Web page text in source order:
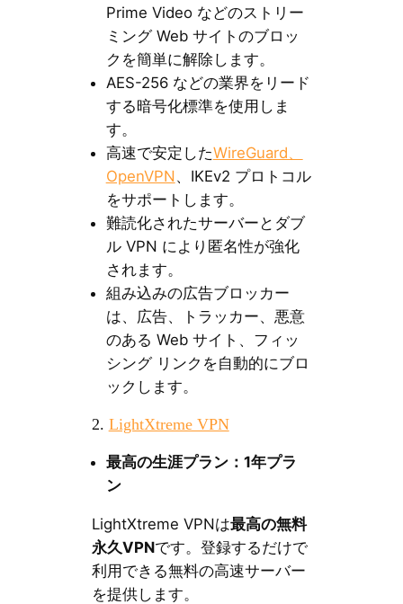
Prime Video などのストリー
ミング Web サイトのブロッ
クを簡単に解除します。
AES-256 などの業界をリード
する暗号化標準を使用しま
す。
高速で安定したWireGuard、
OpenVPN、IKEv2 プロトコル
をサポートします。
難読化されたサーバーとダブ
ル VPN により匿名性が強化
されます。
組み込みの広告ブロッカー
は、広告、トラッカー、悪意
のある Web サイト、フィッ
シング リンクを自動的にブロ
ックします。
2. LightXtreme VPN
最高の生涯プラン：1年プラ
ン
LightXtreme VPNは最高の無料
永久VPNです。登録するだけで
利用できる無料の高速サーバー
を提供します。